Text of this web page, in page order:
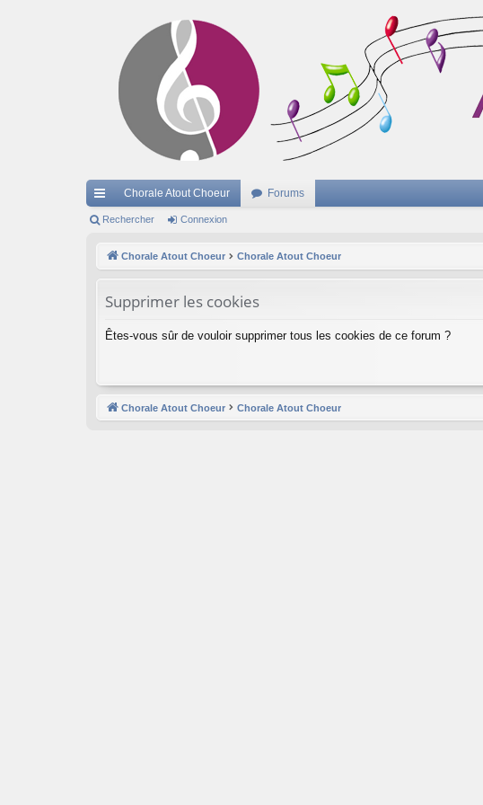
cc
Chorale Atout Choeur Forums
Rechercher Connexion
Chorale Atout Choeur Chorale Atout Choeur
Supprimer les cookies
Êtes-vous sûr de vouloir supprimer tous les cookies de ce forum ?
Chorale Atout Choeur Chorale Atout Choeur